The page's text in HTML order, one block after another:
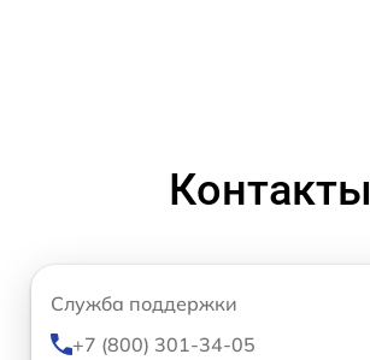
Контакты
Служба поддержки
+7 (800) 301-34-05